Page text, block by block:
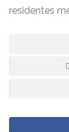
residentes